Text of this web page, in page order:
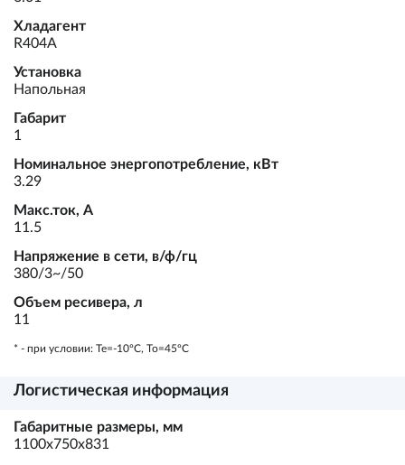
Хладагент
R404A
Установка
Напольная
Габарит
1
Номинальное энергопотребление, кВт
3.29
Макс.ток, А
11.5
Напряжение в сети, в/ф/гц
380/3~/50
Объем ресивера, л
11
* - при условии: Te=-10ºC, To=45ºC
Логистическая информация
Габаритные размеры, мм
1100х750х831